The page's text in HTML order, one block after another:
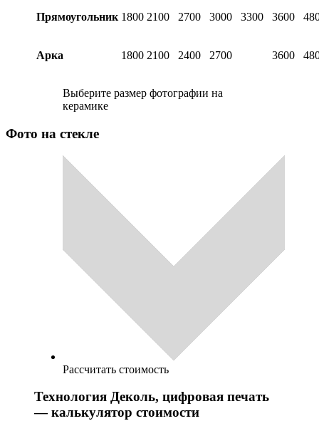
Прямоугольник 1800 2100 2700 3000 3300 3600
Арка 1800 2100 2400 2700 3600
Выберите размер фотографии на
керамике
Фото на стекле
Рассчитать стоимость
Технология Деколь, цифровая печать
— калькулятор стоимости